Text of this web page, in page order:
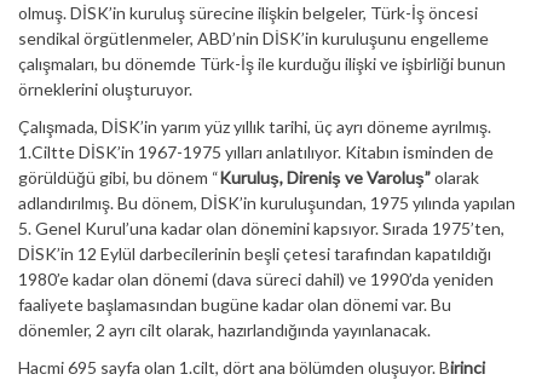
olmuş. DİSK’in kuruluş sürecine ilişkin belgeler, Türk-İş öncesi
sendikal örgütlenmeler, ABD’nin DİSK’in kuruluşunu engelleme
çalışmaları, bu dönemde Türk-İş ile kurduğu ilişki ve işbirliği bunun
örneklerini oluşturuyor.
Çalışmada, DİSK’in yarım yüz yıllık tarihi, üç ayrı döneme ayrılmış.
1.Ciltte DİSK’in 1967-1975 yılları anlatılıyor. Kitabın isminden de
görüldüğü gibi, bu dönem “Kuruluş, Direniş ve Varoluş”olarak
adlandırılmış. Bu dönem, DİSK’in kuruluşundan, 1975 yılında yapılan
5. Genel Kurul’una kadar olan dönemini kapsıyor. Sırada 1975’ten,
DİSK’in 12 Eylül darbecilerinin beşli çetesi tarafından kapatıldığı
1980’e kadar olan dönemi (dava süreci dahil) ve 1990’da yeniden
faaliyete başlamasından bugüne kadar olan dönemi var. Bu
dönemler, 2 ayrı cilt olarak, hazırlandığında yayınlanacak.
Hacmi 695 sayfa olan 1.cilt, dört ana bölümden oluşuyor. Birinci